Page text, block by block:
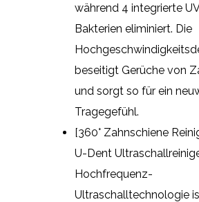
während 4 integrierte
Bakterien eliminiert. Die
beseitigt Gerüche von
und sorgt so für ein
Tragegefühl.
[360° Zahnschiene
U-Dent
Hochfrequenz-
Ultraschalltechnologie